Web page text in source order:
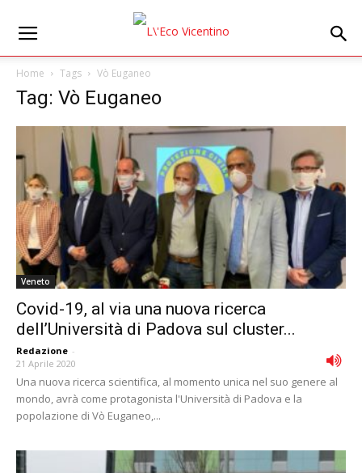
Home Tags Vò Euganeo
Tag: Vò Euganeo
Veneto
Covid-19, al via una nuova ricerca
dell’Università di Padova sul cluster...
Redazione -
21 Aprile 2020
Una nuova ricerca scientifica, al momento unica nel suo genere al
mondo, avrà come protagonista l'Università di Padova e la
popolazione di Vò Euganeo,...